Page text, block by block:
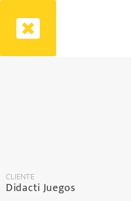
CLIENTE
Didacti Juegos